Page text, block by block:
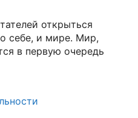
открыться
себе, и мире. Мир,
в первую очередь